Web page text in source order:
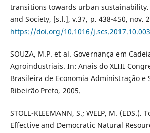
transitions towards urban sustainability.
and Society, [s.l.], v.37, p. 438-450, nov.
https://doi.org/10.1016/j.scs.2017.10.003
SOUZA, M.P. et al. Governança em
Agroindustriais. In: Anais do XLIII
Brasileira de Economia Administração e
Ribeirão Preto, 2005.
STOLL-KLEEMANN, S.; WELP, M. (EDS.).
Effective and Democratic Natural